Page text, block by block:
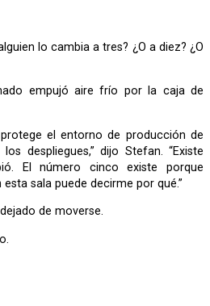
despliegues,” dijo Stefan. “Existe
El número cinco existe porque
sala puede decirme por qué.”
dejado de moverse.